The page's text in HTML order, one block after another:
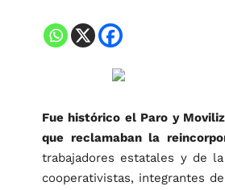
Fue histórico el Paro y
que reclamaban la
trabajadores estatales y de
cooperativistas, integrantes